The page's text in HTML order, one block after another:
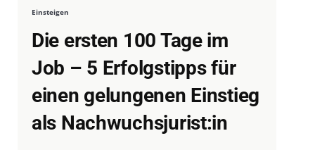
Einsteigen
Die ersten 100 Tage im
Job – 5 Erfolgstipps für
einen gelungenen Einstieg
als Nachwuchsjurist:in